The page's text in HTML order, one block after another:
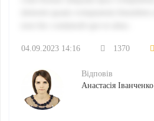
04.09.2023 14:16 1370
Відповів
Анастасія Іванченко